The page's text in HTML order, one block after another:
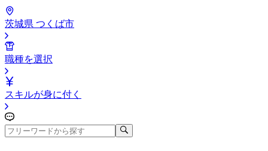
茨城県 つくば市
職種を選択
スキルが身に付く